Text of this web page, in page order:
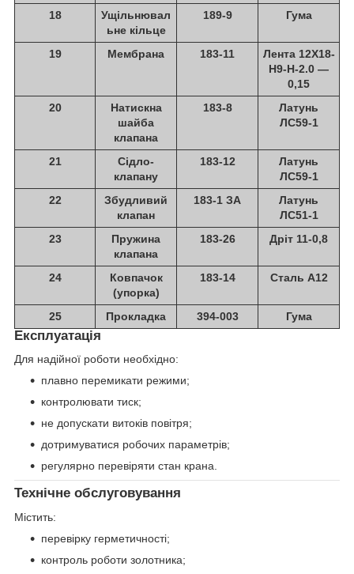
18
Ущільнювал
ьне кільце
189-9 Гума
19 Мембрана 183-11
Лента 12Х18-
Н9-Н-2.0 —
0,15
20
Натискна
шайба
клапана
183-8
Латунь
ЛС59-1
21
Сідло-
клапану
183-12
Латунь
ЛС59-1
22
Збудливий
клапан
183-1 ЗА
Латунь
ЛС51-1
23
Пружина
клапана
183-26 Дріт 11-0,8
24
Ковпачок
(упорка)
183-14 Сталь А12
25 Прокладка 394-003 Гума
Експлуатація
Для надійної роботи необхідно:
плавно перемикати режими;
контролювати тиск;
не допускати витоків повітря;
дотримуватися робочих параметрів;
регулярно перевіряти стан крана.
Технічне обслуговування
Містить:
перевірку герметичності;
контроль роботи золотника;